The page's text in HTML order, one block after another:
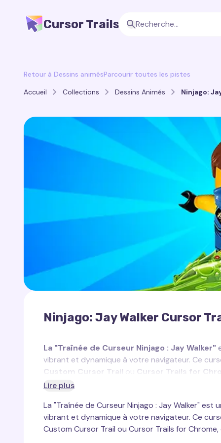
Cursor Trails
Retour à Dessins animésParcourir toutes les pistes
Accueil
Collections Dessins Animés Ninjago:
Ninjago: Jay Walker Cursor
La "Traînée de Curseur Ninjago : Jay Walker"
vibrant et dynamique à votre navigateur. Ce
Custom Cursor Trail ou Cursor Trails for
pour son esprit vif, son humour et son caractère
Jay est la source d’énergie de l’équipe,
nature comique, Jay montre une immense
Lire plus
La "Traînée de Curseur Ninjago : Jay Walker"
vibrant et dynamique à votre navigateur. Ce
Custom Cursor Trail ou Cursor Trails for